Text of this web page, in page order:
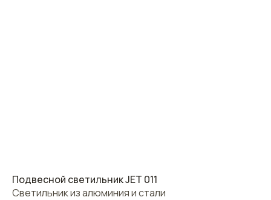
Подвесной светильник JET 011
Светильник из алюминия и стали